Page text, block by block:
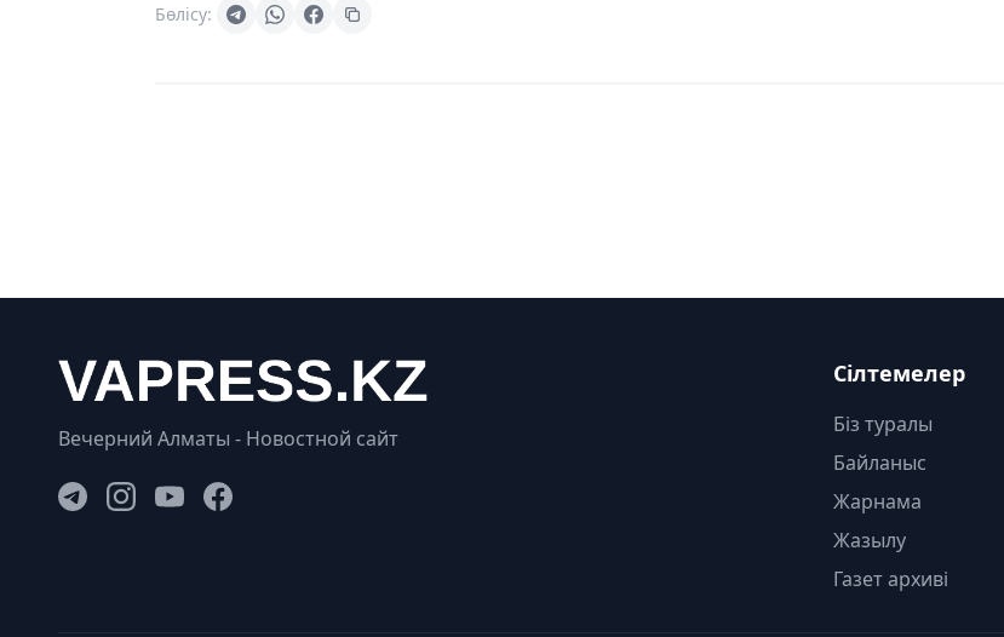
Бөлісу:
Вечерний Алматы - Новостной сайт
Сілтемелер
Біз туралы
Байланыс
Жарнама
Жазылу
Газет архиві